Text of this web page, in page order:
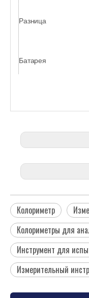
Разница
Батарея
Колориметр
Колориметры для
Инструмент для
Измерительный